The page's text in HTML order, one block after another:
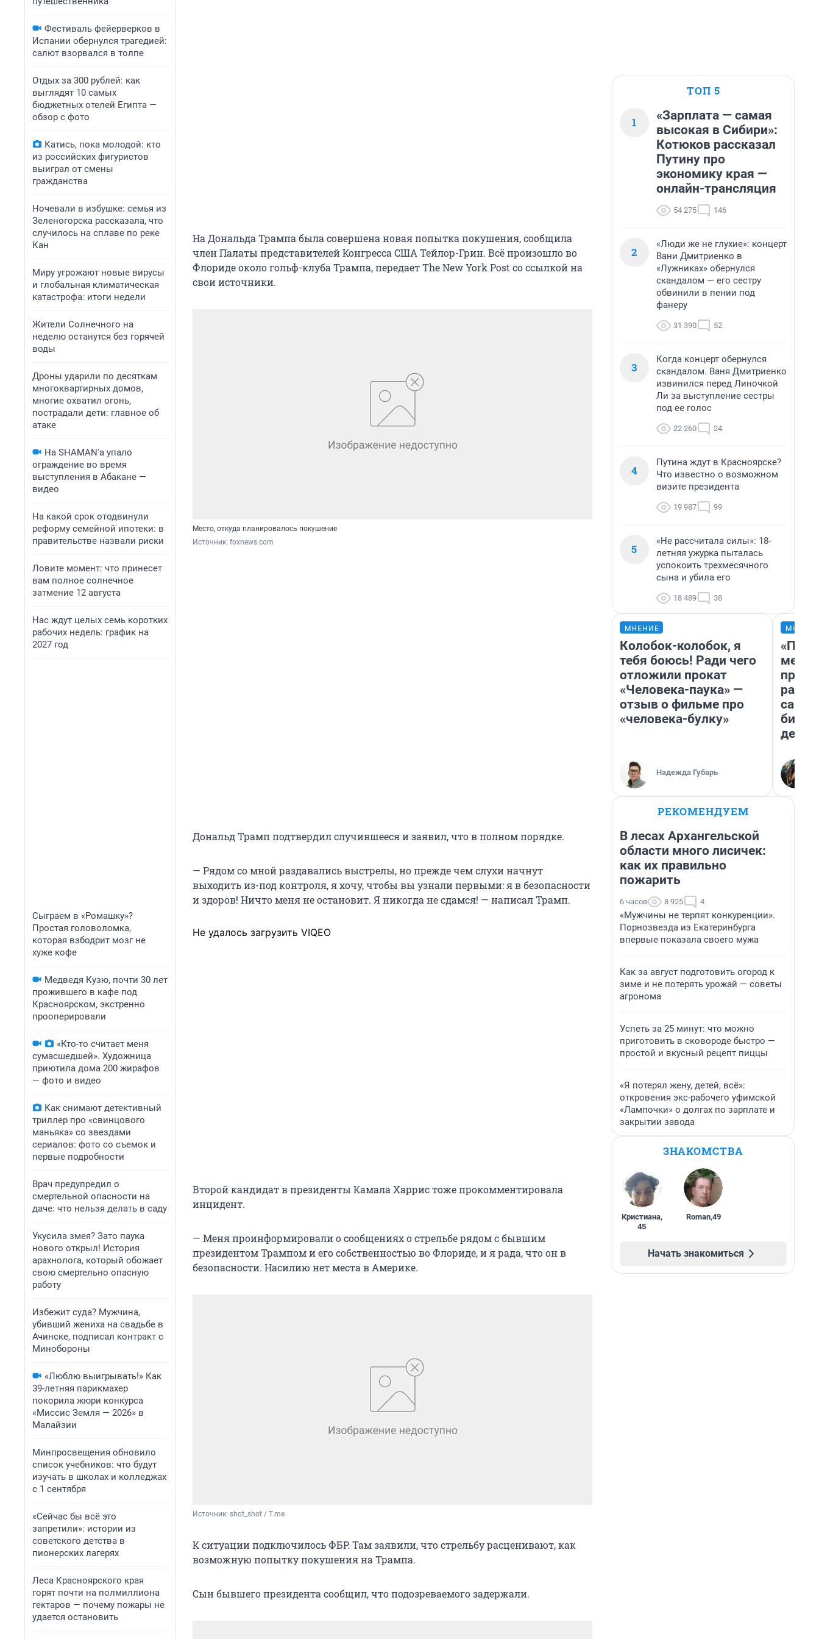
Фестиваль фейерверков в
Испании обернулся трагедией:
салют взорвался в толпе
Отдых за 300 рублей: как
выглядят 10 самых
бюджетных отелей Египта —
обзор с фото
Катись, пока молодой: кто
из российских фигуристов
выиграл от смены
гражданства
Ночевали в избушке: семья из
Зеленогорска рассказала, что
случилось на сплаве по реке
Кан
Миру угрожают новые вирусы
и глобальная климатическая
катастрофа: итоги недели
Жители Солнечного на
неделю останутся без горячей
воды
Дроны ударили по десяткам
многоквартирных домов,
многие охватил огонь,
пострадали дети: главное об
атаке
На SHAMAN'а упало
ограждение во время
выступления в Абакане —
видео
На какой срок отодвинули
реформу семейной ипотеки: в
правительстве назвали риски
Ловите момент: что принесет
вам полное солнечное
затмение 12 августа
Нас ждут целых семь коротких
рабочих недель: график на
2027 год
Сыграем в «Ромашку»?
Простая головоломка,
которая взбодрит мозг не
хуже кофе
Медведя Кузю, почти 30 лет
прожившего в кафе под
Красноярском, экстренно
прооперировали
«Кто-то считает меня
сумасшедшей». Художница
приютила дома 200 жирафов
— фото и видео
Как снимают детективный
триллер про «свинцового
маньяка» со звездами
сериалов: фото со съемок и
первые подробности
Врач предупредил о
смертельной опасности на
даче: что нельзя делать в саду
Укусила змея? Зато паука
нового открыл! История
арахнолога, который обожает
свою смертельно опасную
работу
Избежит суда? Мужчина,
убивший жениха на свадьбе в
Ачинске, подписал контракт с
Минобороны
«Люблю выигрывать!» Как
39-летняя парикмахер
покорила жюри конкурса
«Миссис Земля — 2026» в
Малайзии
Минпросвещения обновило
список учебников: что будут
изучать в школах и колледжах
с 1 сентября
«Сейчас бы всё это
запретили»: истории из
советского детства в
пионерских лагерях
Леса Красноярского края
горят почти на полмиллиона
гектаров — почему пожары не
удается остановить
На Дональда Трампа была совершена новая попытка покушения, сообщила
член Палаты представителей Конгресса США Тейлор-Грин. Всё произошло во
Флориде около гольф-клуба Трампа, передает The New York Post со ссылкой на
свои источники.
Место, откуда планировалось покушение
Источник: foxnews.com
Дональд Трамп подтвердил случившееся и заявил, что в полном порядке.
— Рядом со мной раздавались выстрелы, но прежде чем слухи начнут
выходить из-под контроля, я хочу, чтобы вы узнали первыми: я в безопасности
и здоров! Ничто меня не остановит. Я никогда не сдамся! — написал Трамп.
Не удалось загрузить VIQEO
Второй кандидат в президенты Камала Харрис тоже прокомментировала
инцидент.
— Меня проинформировали о сообщениях о стрельбе рядом с бывшим
президентом Трампом и его собственностью во Флориде, и я рада, что он в
безопасности. Насилию нет места в Америке.
Источник: shot_shot / T.me
К ситуации подключилось ФБР. Там заявили, что стрельбу расценивают, как
возможную попытку покушения на Трампа.
Сын бывшего президента сообщил, что подозреваемого задержали.
ТОП 5
1
«Зарплата — самая
высокая в Сибири»:
Котюков рассказал
Путину про
экономику края —
онлайн-трансляция
54 275 146
2
«Люди же не глухие»: концерт
Вани Дмитриенко в
«Лужниках» обернулся
скандалом — его сестру
обвинили в пении под
фанеру
31 390 52
3
Когда концерт обернулся
скандалом. Ваня Дмитриенко
извинился перед Линочкой
Ли за выступление сестры
под ее голос
22 260 24
4
Путина ждут в Красноярске?
Что известно о возможном
визите президента
19 987 99
5
«Не рассчитала силы»: 18-
летняя ужурка пыталась
успокоить трехмесячного
сына и убила его
18 489 38
МНЕНИЕ
Колобок-колобок, я
тебя боюсь! Ради чего
отложили прокат
«Человека-паука» —
отзыв о фильме про
«человека-булку»
Надежда Губарь
РЕКОМЕНДУЕМ
В лесах Архангельской
области много лисичек:
как их правильно
пожарить
6 часов 8 925 4
«Мужчины не терпят конкуренции».
Порнозвезда из Екатеринбурга
впервые показала своего мужа
Как за август подготовить огород к
зиме и не потерять урожай — советы
агронома
Успеть за 25 минут: что можно
приготовить в сковороде быстро —
простой и вкусный рецепт пиццы
«Я потерял жену, детей, всё»:
откровения экс-рабочего уфимской
«Лампочки» о долгах по зарплате и
закрытии завода
ЗНАКОМСТВА
Кристиана,
45
Roman,49
Начать знакомиться